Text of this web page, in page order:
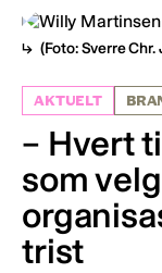
(Foto: Sverre Chr.
AKTUELT
– Hvert
som
trist